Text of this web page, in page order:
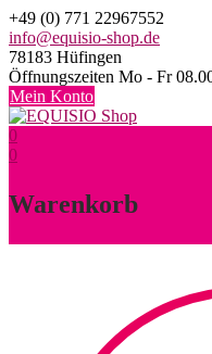
Skip
to
content
+49 (0) 771 22967552
info@equisio-shop.de
78183 Hüfingen
Öffnungszeiten Mo - Fr
Mein Konto
0
0
Warenkorb